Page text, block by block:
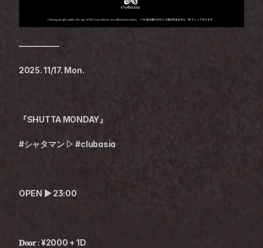
—————
2025. 11/17. Mon.
『SHUTTA MONDAY』
#シャタマン ▷ #clubasia
OPEN ▶︎ 23:00
𝐃𝐨𝐨𝐫 : ¥2000 + 1D